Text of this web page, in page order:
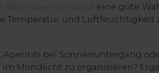
Verandaverschlüsse
eine gute
Temperatur und Luftfeuchtigkeit
Aperitifs bei Sonnenuntergang
Mondlicht zu organisieren?